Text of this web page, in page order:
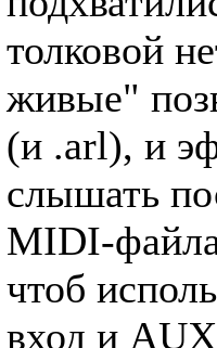
толковой
живые"
(и .arl), и
слышать
MIDI-
чтоб
вход и